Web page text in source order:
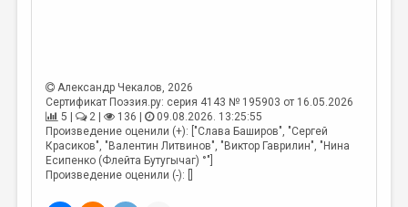
ПУБЛИЦИСТИКА
РЕЦЕНЗИРОВАНИЕ
ЦИКЛЫ ПУБЛИКАЦИЙ
ТРЕДИАКОВСКИЙ
Александр Чекалов, 2026
Сертификат Поэзия.ру: серия 4143 № 195903 от 16.05.2026
5 |
2 | 136 |
09.08.2026. 13:25:55
Произведение оценили (+): ["Слава Баширов", "Сергей
Красиков", "Валентин Литвинов", "Виктор Гаврилин", "Нина
Есипенко (Флейта Бутугычаг) °"]
Произведение оценили (-): []